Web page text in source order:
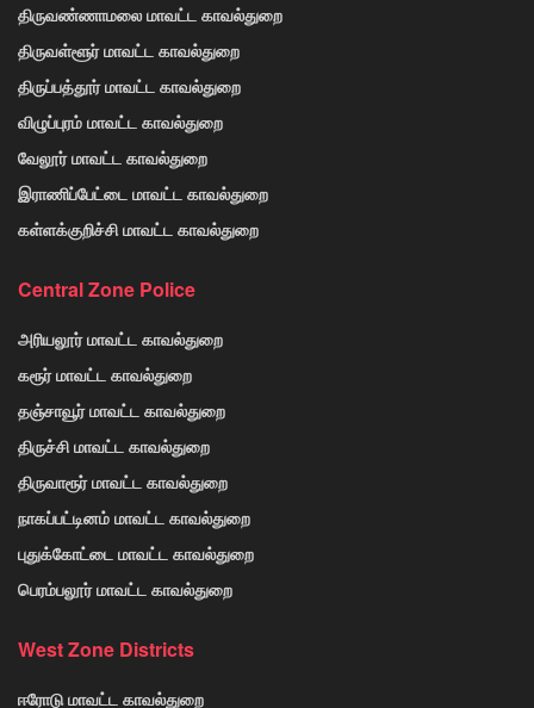
திருவண்ணாமலை மாவட்ட காவல்துறை
திருவள்ளூர் மாவட்ட காவல்துறை
திருப்பத்தூர் மாவட்ட காவல்துறை
விழுப்புரம் மாவட்ட காவல்துறை
வேலூர் மாவட்ட காவல்துறை
இராணிப்பேட்டை மாவட்ட காவல்துறை
கள்ளக்குறிச்சி மாவட்ட காவல்துறை
Central Zone Police
அரியலூர் மாவட்ட காவல்துறை
கரூர் மாவட்ட காவல்துறை
தஞ்சாவூர் மாவட்ட காவல்துறை
திருச்சி மாவட்ட காவல்துறை
திருவாரூர் மாவட்ட காவல்துறை
நாகப்பட்டினம் மாவட்ட காவல்துறை
புதுக்கோட்டை மாவட்ட காவல்துறை
பெரம்பலூர் மாவட்ட காவல்துறை
West Zone Districts
ஈரோடு மாவட்ட காவல்துறை